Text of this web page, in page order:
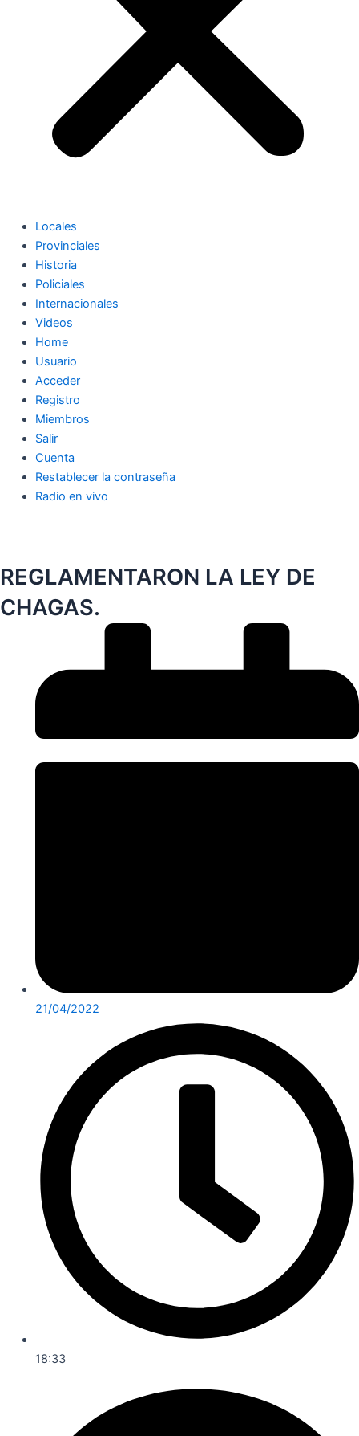
Locales
Provinciales
Historia
Policiales
Internacionales
Videos
Home
Usuario
Acceder
Registro
Miembros
Salir
Cuenta
Restablecer la contraseña
Radio en vivo
REGLAMENTARON LA LEY DE
CHAGAS.
21/04/2022
18:33